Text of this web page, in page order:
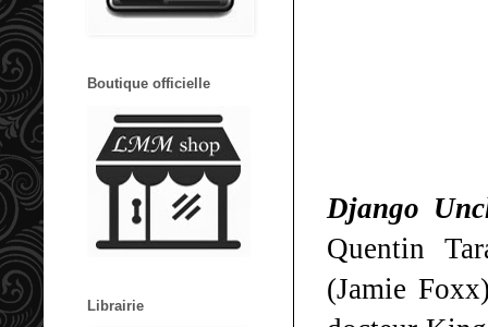
Django
Quentin
(Jamie
Boutique officielle
Librairie